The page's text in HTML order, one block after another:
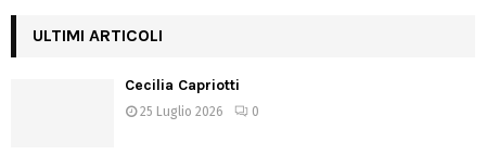
ULTIMI ARTICOLI
Cecilia Capriotti
25 Luglio 2026 0